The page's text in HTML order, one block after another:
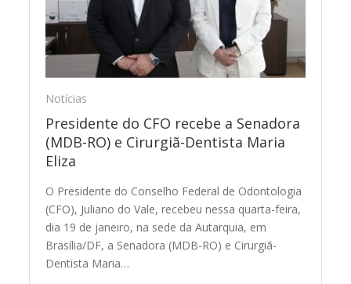
Notícias
Presidente do CFO recebe a Senadora
(MDB-RO) e Cirurgiã-Dentista Maria
Eliza
O Presidente do Conselho Federal de Odontologia
(CFO), Juliano do Vale, recebeu nessa quarta-feira,
dia 19 de janeiro, na sede da Autarquia, em
Brasília/DF, a Senadora (MDB-RO) e Cirurgiã-
Dentista Maria…